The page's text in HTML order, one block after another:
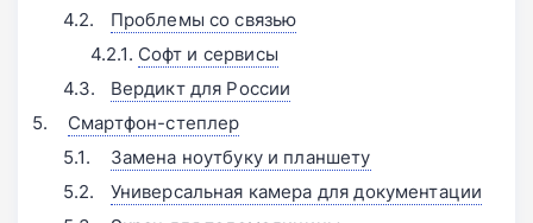
Проблемы со связью
Софт и сервисы
Вердикт для России
Смартфон-степлер
Замена ноутбуку и планшету
Универсальная камера для документации